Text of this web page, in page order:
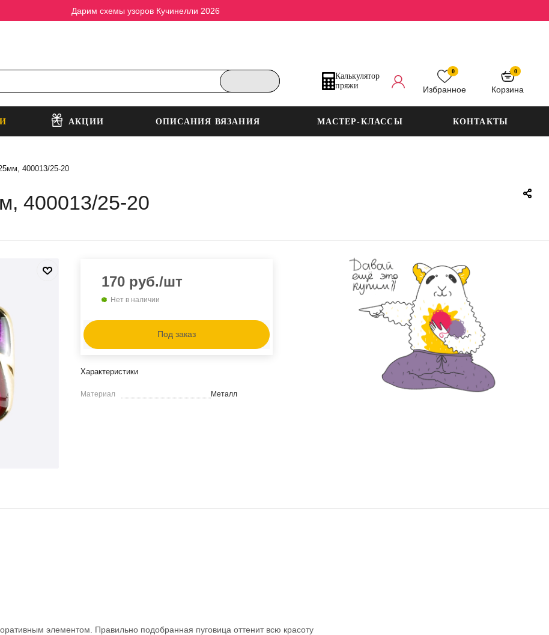
Дарим схемы узоров Кучинелли 2026
Калькулятор
пряжи
Избранное
0
Корзина
0
АКЦИИ ОПИСАНИЯ ВЯЗАНИЯ МАСТЕР-КЛАССЫ КОНТАКТЫ
400013/25-20
400013/25-20
170 руб./шт
Нет в наличии
Под заказ
Характеристики
Материал Металл
элементом. Правильно подобранная пуговица оттенит всю красоту